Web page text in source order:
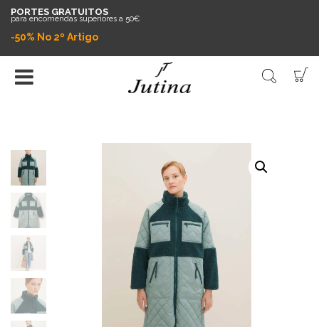
PORTES GRATUITOS
para encomendas superiores a 50€
-50% No 2º Artigo